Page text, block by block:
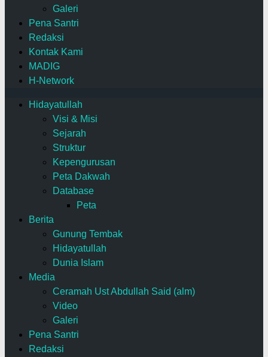
Galeri
Pena Santri
Redaksi
Kontak Kami
MADIG
H-Network
Hidayatullah
Visi & Misi
Sejarah
Struktur
Kepengurusan
Peta Dakwah
Database
Peta
Berita
Gunung Tembak
Hidayatullah
Dunia Islam
Media
Ceramah Ust Abdullah Said (alm)
Video
Galeri
Pena Santri
Redaksi